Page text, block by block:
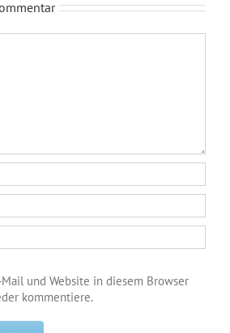
und Website in diesem Browser
kommentiere.